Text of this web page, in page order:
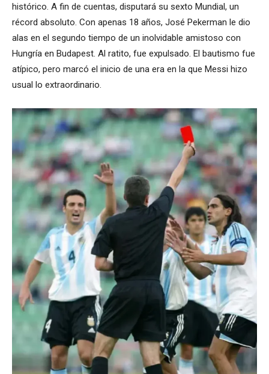
histórico. A fin de cuentas, disputará su sexto Mundial, un
récord absoluto. Con apenas 18 años, José Pekerman le dio
alas en el segundo tiempo de un inolvidable amistoso con
Hungría en Budapest. Al ratito, fue expulsado. El bautismo fue
atípico, pero marcó el inicio de una era en la que Messi hizo
usual lo extraordinario.